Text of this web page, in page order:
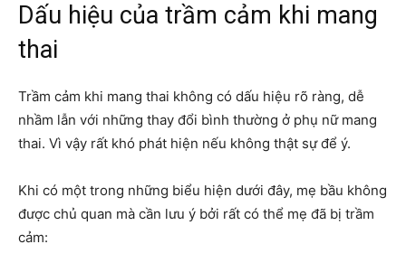
Dấu hiệu của trầm cảm khi mang
thai
Trầm cảm khi mang thai không có dấu hiệu rõ ràng, dễ
nhầm lẫn với những thay đổi bình thường ở phụ nữ mang
thai. Vì vậy rất khó phát hiện nếu không thật sự để ý.
Khi có một trong những biểu hiện dưới đây, mẹ bầu không
được chủ quan mà cần lưu ý bởi rất có thể mẹ đã bị trầm
cảm: